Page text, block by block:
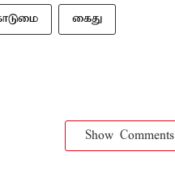
கைது
Show Comments